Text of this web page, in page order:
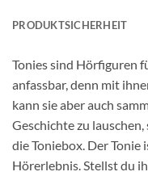
PRODUKTSICHERHEIT
Tonies sind Hörfiguren
anfassbar, denn mit
kann sie aber auch
Geschichte zu
die Toniebox. Der Tonie
Hörerlebnis. Stellst du